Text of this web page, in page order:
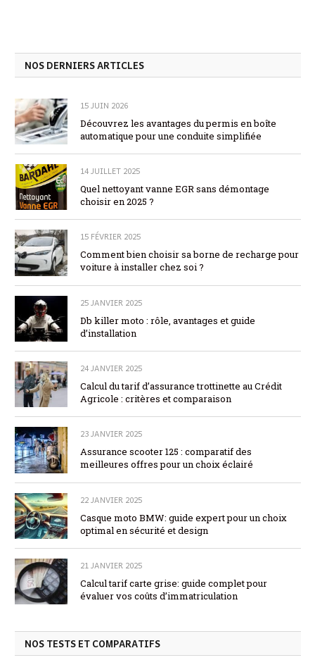
NOS DERNIERS ARTICLES
15 JUIN 2026
Découvrez les avantages du permis en boîte
automatique pour une conduite simplifiée
14 JUILLET 2025
Quel nettoyant vanne EGR sans démontage
choisir en 2025 ?
15 FÉVRIER 2025
Comment bien choisir sa borne de recharge pour
voiture à installer chez soi ?
25 JANVIER 2025
Db killer moto : rôle, avantages et guide
d’installation
24 JANVIER 2025
Calcul du tarif d’assurance trottinette au Crédit
Agricole : critères et comparaison
23 JANVIER 2025
Assurance scooter 125 : comparatif des
meilleures offres pour un choix éclairé
22 JANVIER 2025
Casque moto BMW: guide expert pour un choix
optimal en sécurité et design
21 JANVIER 2025
Calcul tarif carte grise: guide complet pour
évaluer vos coûts d’immatriculation
NOS TESTS ET COMPARATIFS